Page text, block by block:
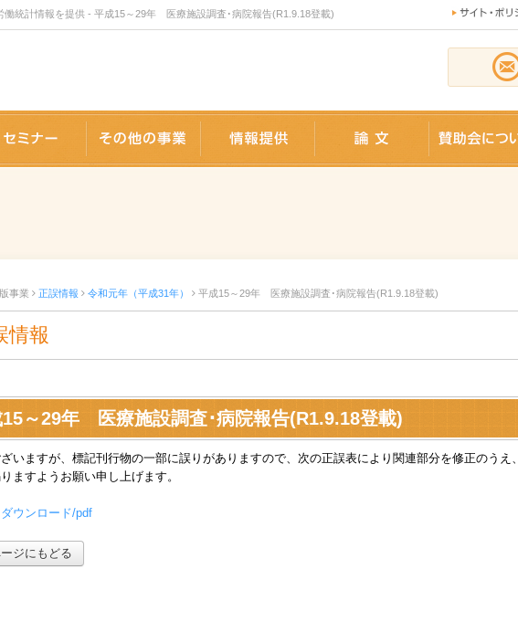
統計情報を提供 - 平成15～29年 医療施設調査･病院報告(R1.9.18登載)
業 セミナー 事業内容 情報提供 論文
事業 正誤情報 令和元年（平成31年） 平成15～29年 医療施設調査･病院報告(R1.9.18登載)
情報
～29年 医療施設調査･病院報告(R1.9.18登載)
いますが、標記刊行物の一部に誤りがありますので、次の正誤表により関連部分を修正のうえ、
ますようお願い申し上げます。
ウンロード/pdf
ジにもどる